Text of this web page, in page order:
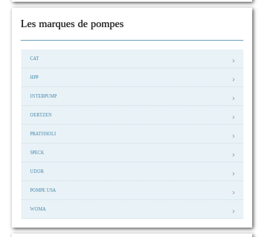
Les marques de pompes
CAT
HPP
INTERPUMP
OERTZEN
PRATISSOLI
SPECK
UDOR
POMPE USA
WOMA